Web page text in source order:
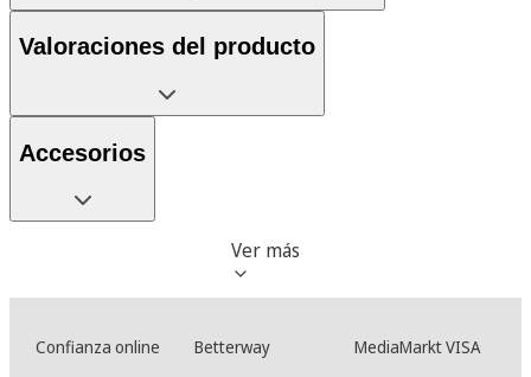
Valoraciones del producto
Accesorios
Ver más
Confianza online Betterway
MediaMarkt VISA